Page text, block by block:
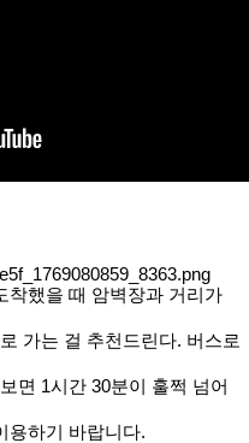
했을 때 암벽장과 거리가
가는 걸 추천드린다. 버스로
면 1시간 30분이 훌쩍 넘어
용하기 바랍니다.